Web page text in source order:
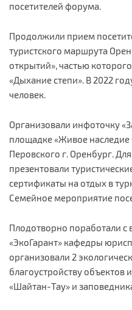
посетителей форума.
Продолжили прием
туристского маршрута
открытий», частью
«Дыхание степи». В 2022
человек.
Организовали инфоточку
площадке «Живое
Перовского г. Оренбург.
презентовали
сертификаты на отдых в
Семейное мероприятие
Плодотворно поработали с
«ЭкоГарант» кафедры
организовали 2
благоустройству объектов
«Шайтан-Тау» и